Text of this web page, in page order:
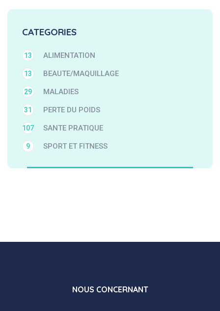
CATEGORIES
ALIMENTATION
13
BEAUTE/MAQUILLAGE
13
MALADIES
29
PERTE DU POIDS
31
SANTE PRATIQUE
107
SPORT ET FITNESS
9
NOUS CONCERNANT